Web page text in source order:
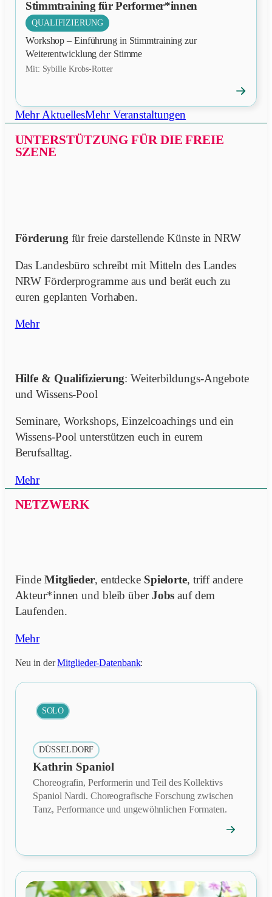
Stimmtraining für Performer*innen
QUALIFIZIERUNG
Workshop – Einführung in Stimmtraining zur
Weiterentwicklung der Stimme
Mit: Sybille Krobs-Rotter
öffnen
→
Mehr AktuellesMehr Veranstaltungen
UNTERSTÜTZUNG FÜR DIE FREIE
SZENE
Förderung für freie darstellende Künste in NRW
Das Landesbüro schreibt mit Mitteln des Landes
NRW Förderprogramme aus und berät euch zu
euren geplanten Vorhaben.
Mehr
Hilfe & Qualifizierung: Weiterbildungs-Angebote
und Wissens-Pool
Seminare, Workshops, Einzelcoachings und ein
Wissens-Pool unterstützen euch in eurem
Berufsalltag.
Mehr
NETZWERK
Finde Mitglieder, entdecke Spielorte, triff andere
Akteur*innen und bleib überJobs auf dem
Laufenden.
Mehr
Neu in derMitglieder-Datenbank:
SOLO
DÜSSELDORF
Kathrin Spaniol
Choreografin, Performerin und Teil des Kollektivs
Spaniol Nardi. Choreografische Forschung zwischen
Tanz, Performance und ungewöhnlichen Formaten.
→